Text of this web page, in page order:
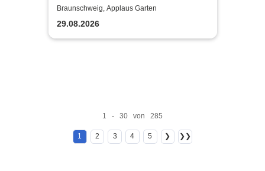
Braunschweig, Applaus Garten
29.08.2026
1 - 30 von 285
1 2 3 4 5 ❯ ❯❯